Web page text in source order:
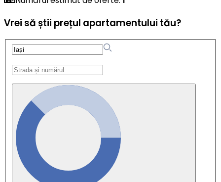
Vrei să știi prețul apartamentului tău?